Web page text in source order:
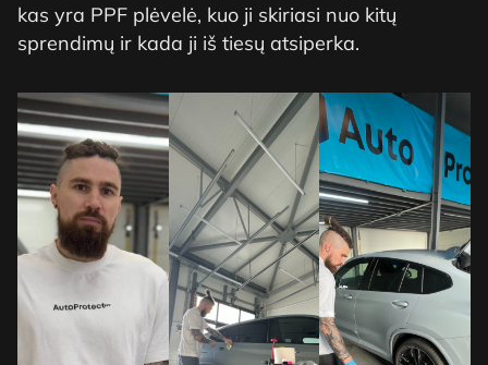
kas yra PPF plėvelė, kuo ji skiriasi nuo kitų
sprendimų ir kada ji iš tiesų atsiperka.